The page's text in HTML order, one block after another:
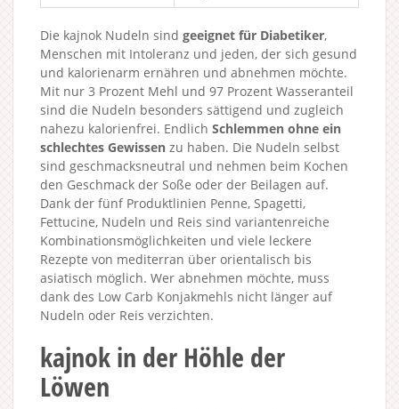
Die kajnok Nudeln sind geeignet für Diabetiker,
Menschen mit Intoleranz und jeden, der sich gesund
und kalorienarm ernähren und abnehmen möchte.
Mit nur 3 Prozent Mehl und 97 Prozent Wasseranteil
sind die Nudeln besonders sättigend und zugleich
nahezu kalorienfrei. Endlich Schlemmen ohne ein
schlechtes Gewissen zu haben. Die Nudeln selbst
sind geschmacksneutral und nehmen beim Kochen
den Geschmack der Soße oder der Beilagen auf.
Dank der fünf Produktlinien Penne, Spagetti,
Fettucine, Nudeln und Reis sind variantenreiche
Kombinationsmöglichkeiten und viele leckere
Rezepte von mediterran über orientalisch bis
asiatisch möglich. Wer abnehmen möchte, muss
dank des Low Carb Konjakmehls nicht länger auf
Nudeln oder Reis verzichten.
kajnok in der Höhle der
Löwen